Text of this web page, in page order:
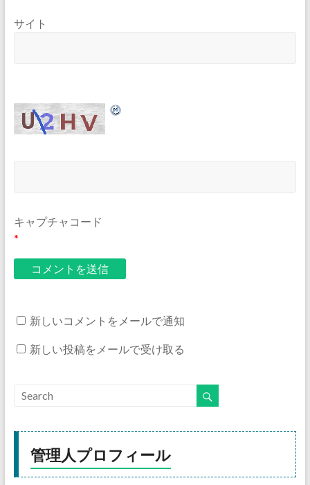
サイト
キャプチャコード
*
新しいコメントをメールで通知
新しい投稿をメールで受け取る
管理人プロフィール